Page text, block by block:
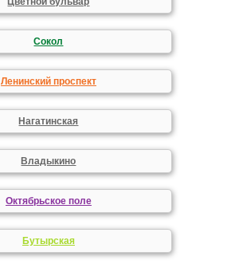
Сокол
Ленинский проспект
Нагатинская
Владыкино
Октябрьское поле
Бутырская